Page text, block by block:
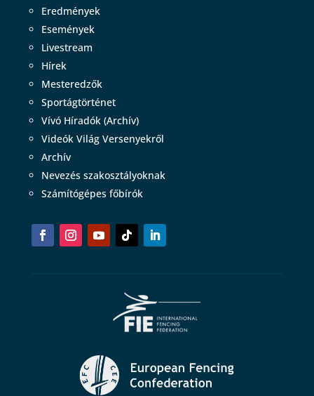
Eredmények
Események
Livestream
Hírek
Mesteredzők
Sportágtörténet
Vívó Híradók (Archív)
Videók Világ Versenyekről
Archív
Nevezés szakosztályoknak
Számítógépes főbírók